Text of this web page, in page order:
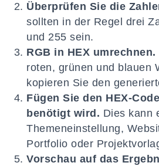
Überprüfen Sie die
sollten in der Regel drei
und 255 sein.
RGB in HEX umrechnen.
roten, grünen und blauen
kopieren Sie den
Fügen Sie den HEX-
benötigt wird. Dies kann
Themeneinstellung,
Portfolio oder
Vorschau auf das